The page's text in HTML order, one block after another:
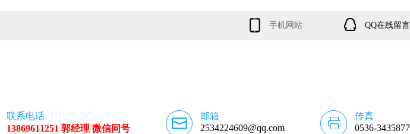
手机网站 QQ在线留言
联系电话
13869611251 郭经理 微信同号
邮箱
2534224609@qq.com
传真
0536-3435877